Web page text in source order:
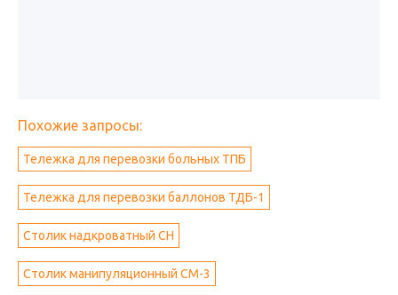
Похожие запросы:
Тележка для перевозки больных ТПБ
Тележка для перевозки баллонов ТДБ-1
Столик надкроватный СН
Столик манипуляционный СМ-3